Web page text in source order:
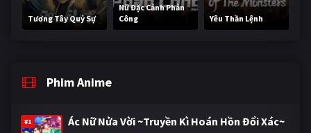
Tương Tây Quỷ Sự
Nữ Đặc Cảnh Phản
Công
Yêu Thần Lệnh
Phim Anime
#1 Ác Nữ Nửa Vời ~Truyền Kì Hoán Hồn Đổi Xác~